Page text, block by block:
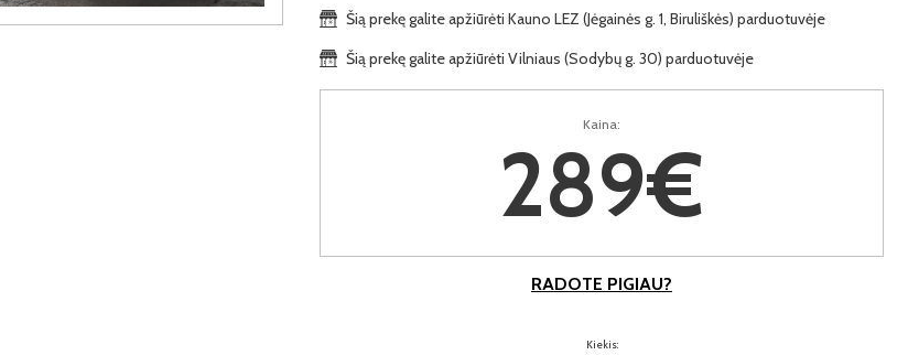
Šią prekę galite apžiūrėti Kauno LEZ (Jėgainės g. 1, Biruliškės) parduotuvėje
Šią prekę galite apžiūrėti Vilniaus (Sodybų g. 30) parduotuvėje
Kaina:
289€
RADOTE PIGIAU?
Kiekis: